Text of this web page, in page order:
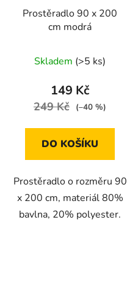
Prostěradlo 90 x 200
cm modrá
Skladem (>5 ks)
149 Kč
249 Kč (–40 %)
DO KOŠÍKU
Prostěradlo o rozměru 90
x 200 cm, materiál 80%
bavlna, 20% polyester.